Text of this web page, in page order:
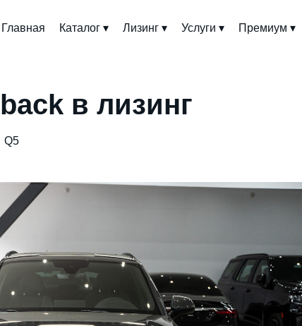
Главная Каталог ▾ Лизинг ▾ Услуги ▾ Премиум ▾
в лизинг
Q5